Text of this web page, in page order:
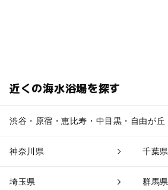
近くの海水浴場を探す
渋谷・原宿・恵比寿・中目黒・自由が丘
神奈川県 千葉県
埼玉県 群馬県